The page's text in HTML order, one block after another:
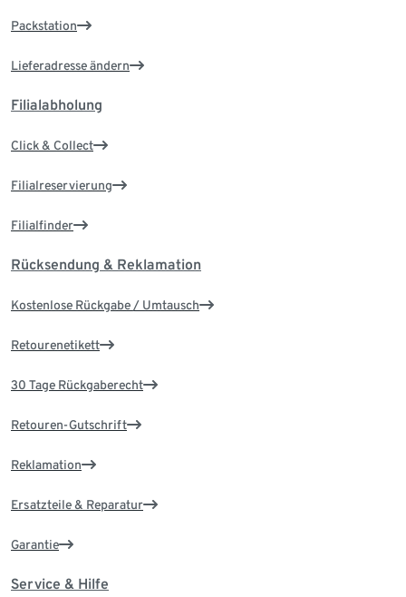
Packstation
Lieferadresse ändern
Filialabholung
Click & Collect
Filialreservierung
Filialfinder
Rücksendung & Reklamation
Kostenlose Rückgabe / Umtausch
Retourenetikett
30 Tage Rückgaberecht
Retouren-Gutschrift
Reklamation
Ersatzteile & Reparatur
Garantie
Service & Hilfe